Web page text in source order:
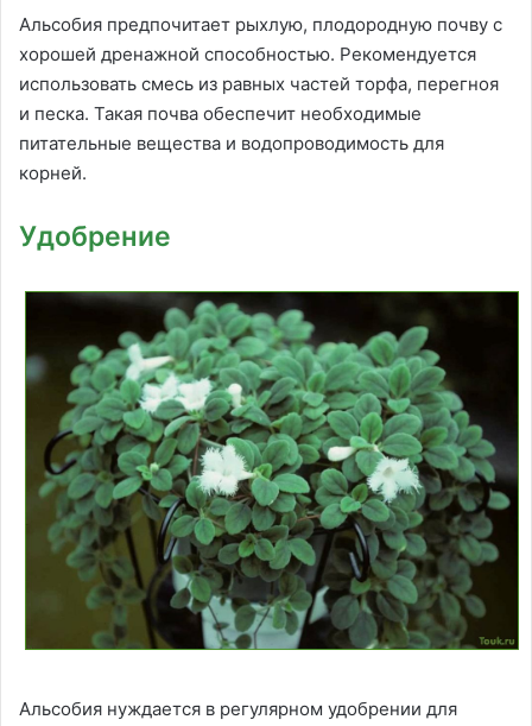
Альсобия предпочитает рыхлую, плодородную почву с
хорошей дренажной способностью. Рекомендуется
использовать смесь из равных частей торфа, перегноя
и песка. Такая почва обеспечит необходимые
питательные вещества и водопроводимость для
корней.
Удобрение
Альсобия нуждается в регулярном удобрении для